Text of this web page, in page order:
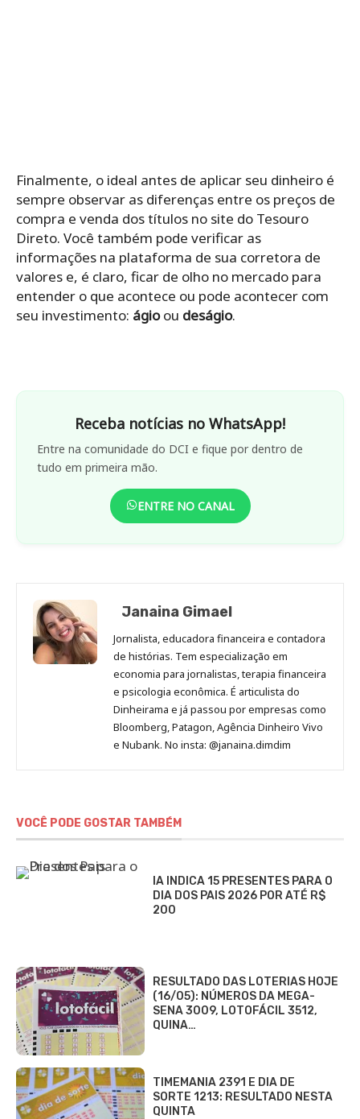
Finalmente, o ideal antes de aplicar seu dinheiro é
sempre observar as diferenças entre os preços de
compra e venda dos títulos no site do Tesouro
Direto. Você também pode verificar as
informações na plataforma de sua corretora de
valores e, é claro, ficar de olho no mercado para
entender o que acontece ou pode acontecer com
seu investimento: ágioou deságio.
Receba notícias no WhatsApp!
Entre na comunidade do DCI e fique por dentro de
tudo em primeira mão.
ENTRE NO CANAL
Janaina Gimael
Jornalista, educadora financeira e contadora
de histórias. Tem especialização em
economia para jornalistas, terapia financeira
e psicologia econômica. É articulista do
Dinheirama e já passou por empresas como
Bloomberg, Patagon, Agência Dinheiro Vivo
e Nubank. No insta: @janaina.dimdim
VOCÊ PODE GOSTAR TAMBÉM
IA INDICA 15 PRESENTES PARA O
DIA DOS PAIS 2026 POR ATÉ R$
200
RESULTADO DAS LOTERIAS HOJE
(16/05): NÚMEROS DA MEGA-
SENA 3009, LOTOFÁCIL 3512,
QUINA…
TIMEMANIA 2391 E DIA DE
SORTE 1213: RESULTADO NESTA
QUINTA